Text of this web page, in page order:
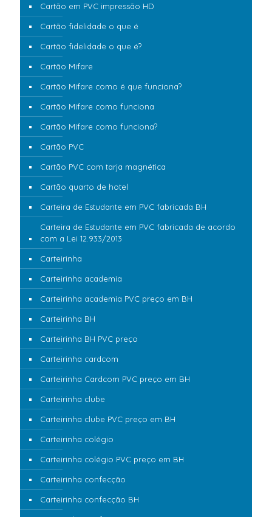
Cartão em PVC impressão HD
Cartão fidelidade o que é
Cartão fidelidade o que é?
Cartão Mifare
Cartão Mifare como é que funciona?
Cartão Mifare como funciona
Cartão Mifare como funciona?
Cartão PVC
Cartão PVC com tarja magnética
Cartão quarto de hotel
Carteira de Estudante em PVC fabricada BH
Carteira de Estudante em PVC fabricada de acordo
com a Lei 12.933/2013
Carteirinha
Carteirinha academia
Carteirinha academia PVC preço em BH
Carteirinha BH
Carteirinha BH PVC preço
Carteirinha cardcom
Carteirinha Cardcom PVC preço em BH
Carteirinha clube
Carteirinha clube PVC preço em BH
Carteirinha colégio
Carteirinha colégio PVC preço em BH
Carteirinha confecção
Carteirinha confecção BH